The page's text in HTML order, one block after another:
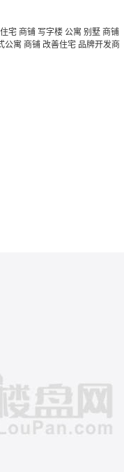
住宅 商铺 写字楼 公寓 别墅 商铺
公寓 商铺 改善住宅 品牌开发商